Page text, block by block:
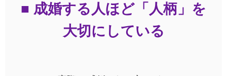
■ 成婚する人ほど「人柄」を
大切にしている